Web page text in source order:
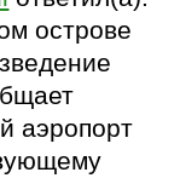
острове
аэропорт